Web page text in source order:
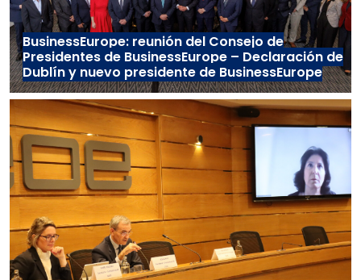
BusinessEurope: reunión del Consejo de
Presidentes de BusinessEurope – Declaración de
Dublín y nuevo presidente de BusinessEurope